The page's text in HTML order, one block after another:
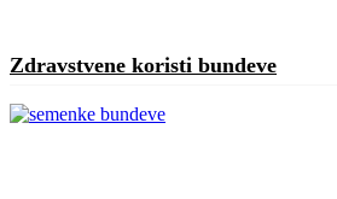
Zdravstvene koristi bundeve